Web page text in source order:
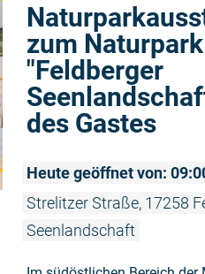
zum Naturpark
"Feldberger
des Gastes
Heute geöffnet von:
Strelitzer Straße, 17258
Seenlandschaft